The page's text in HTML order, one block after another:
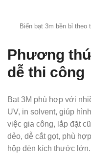
Biển bạt 3m bền bỉ
Phương
dễ thi công
Bạt 3M phù hợp với
UV, in solvent, giúp
việc gia công, lắp đặt
dẻo, dễ cắt gọt, phù
hộp đèn kích thước